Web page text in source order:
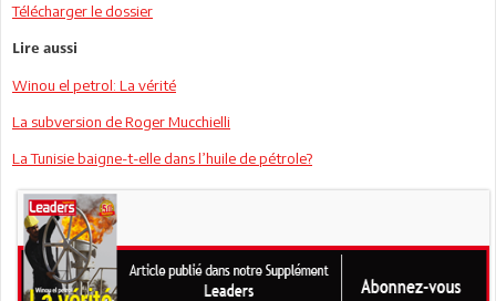
Télécharger le dossier
Lire aussi
Winou el petrol: La vérité
La subversion de Roger Mucchielli
La Tunisie baigne-t-elle dans l’huile de pétrole?